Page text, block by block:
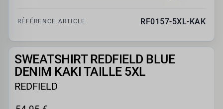
RÉFÉRENCE ARTICLE RF0157-5XL-KAK
SWEATSHIRT REDFIELD BLUE
DENIM KAKI TAILLE 5XL
REDFIELD